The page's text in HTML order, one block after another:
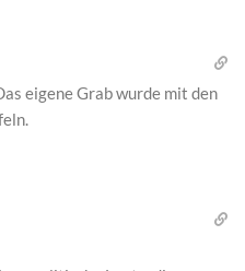
eigene Grab wurde mit den